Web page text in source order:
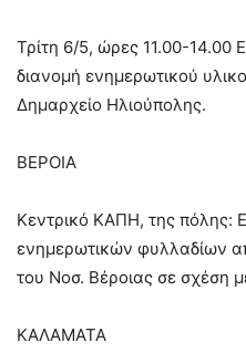
Τρίτη 6/5, ώρες 11.00-14.00
διανομή ενημερωτικού
Δημαρχείο Ηλιούπολης.
ΒΕΡΟΙΑ
Κεντρικό ΚΑΠΗ, της πόλης:
ενημερωτικών φυλλαδίων
του Νοσ. Βέροιας σε σχέση
ΚΑΛΑΜΑΤΑ